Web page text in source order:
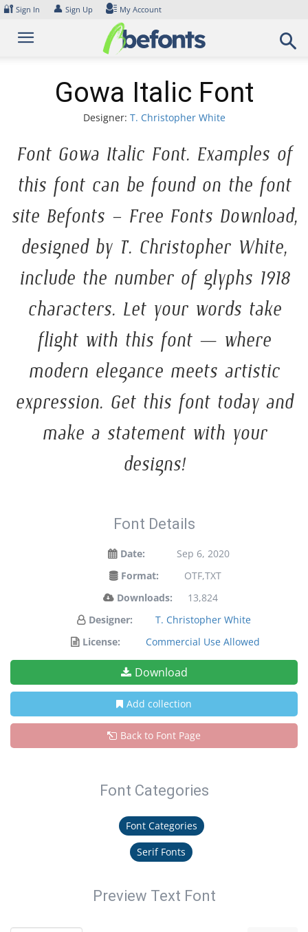
Skip
content
🔐 Sign In 👤 Sign Up My Account
Gowa Italic Font
Designer: T. Christopher White
Font Gowa Italic Font. Examples of
this font can be found on the font
site Befonts – Free Fonts Download,
designed by T. Christopher White,
include the number of glyphs 1918
characters. Let your words take
flight with this font — where
modern elegance meets artistic
expression. Get this font today and
make a statement with your
designs!
Font Details
Date:
Sep 6, 2020
Format:
OTF,TXT
Downloads:
13,824
Designer:
T. Christopher White
License:
Commercial Use Allowed
Download
Add collection
Back to Font Page
Font Categories
Font Categories
Serif Fonts
Preview Text Font